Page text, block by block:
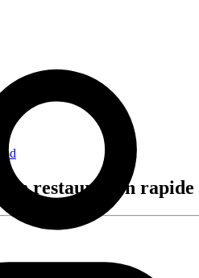
en restauration